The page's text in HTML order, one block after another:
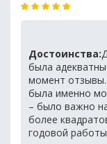
Достоинства:
была
момент
была именно
– было важно
более
годовой